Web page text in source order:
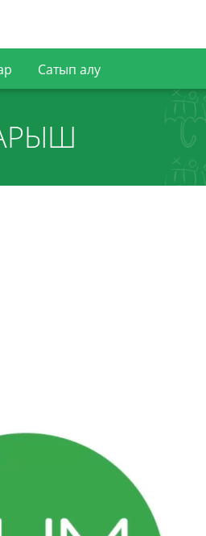
Сатып алу